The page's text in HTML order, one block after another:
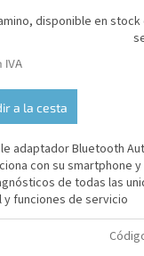
disponible en stock
IVA
a la cesta
adaptador Bluetooth
con su smartphone y
de todas las
funciones de servicio
para vehículos...